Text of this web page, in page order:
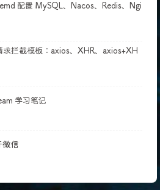
配置 MySQL、Nacos、Redis、Ngi
拦截模板：axios、XHR、axios+XH
学习笔记
微信